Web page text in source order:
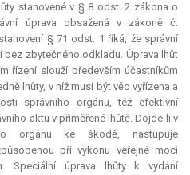
stanovené v § 8 odst. 2 zákona o
úprava obsažená v zákoně č.
§ 71 odst. 1 říká, že správní
zbytečného odkladu. Úprava lhůt
řízení slouží především účastníkům
lhůty, v níž musí být věc vyřízena a
správního orgánu, též efektivní
aktu v přiměřené lhůtě. Dojde-li v
orgánu ke škodě, nastupuje
při výkonu veřejné moci
Speciální úprava lhůty k vydání